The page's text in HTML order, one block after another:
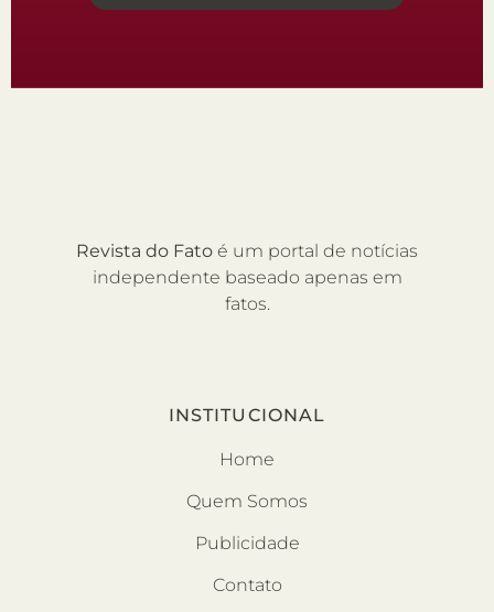
Revista do Fato é um portal de notícias
independente baseado apenas em
fatos.
INSTITUCIONAL
Home
Quem Somos
Publicidade
Contato